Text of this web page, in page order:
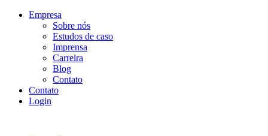
Empresa
Sobre nós
Estudos de caso
Imprensa
Carreira
Blog
Contato
Contato
Login